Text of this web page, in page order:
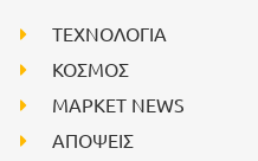
ΤΕΧΝΟΛΟΓΙΑ
ΚΟΣΜΟΣ
ΜΑΡΚΕΤ NEWS
ΑΠΟΨΕΙΣ